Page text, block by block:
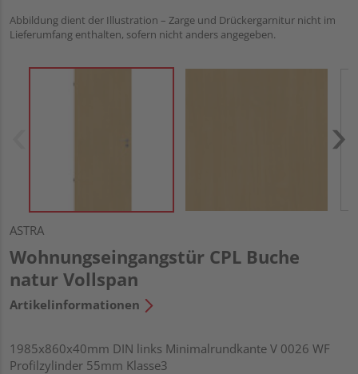
Abbildung dient der Illustration – Zarge und Drückergarnitur nicht im
Lieferumfang enthalten, sofern nicht anders angegeben.
ASTRA
Wohnungseingangstür CPL Buche
natur Vollspan
Artikelinformationen
1985x860x40mm DIN links Minimalrundkante V 0026 WF
Profilzylinder 55mm Klasse3